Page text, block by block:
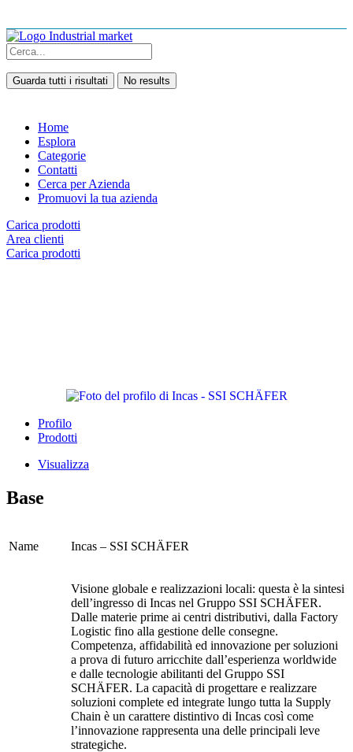
Guarda tutti i risultati No results
Home
Esplora
Categorie
Contatti
Cerca per Azienda
Promuovi la tua azienda
Carica prodotti
Area clienti
Carica prodotti
Profilo
Prodotti
Visualizza
Base
Name Incas – SSI SCHÄFER
Visione globale e realizzazioni locali: questa è la sintesi
dell’ingresso di Incas nel Gruppo SSI SCHÄFER.
Dalle materie prime ai centri distributivi, dalla Factory
Logistic fino alla gestione delle consegne.
Competenza, affidabilità ed innovazione per soluzioni
a prova di futuro arricchite dall’esperienza worldwide
e dalle tecnologie abilitanti del Gruppo SSI
SCHÄFER. La capacità di progettare e realizzare
soluzioni complete ed integrate lungo tutta la Supply
Chain è un carattere distintivo di Incas così come
l’innovazione rappresenta una delle principali leve
strategiche.